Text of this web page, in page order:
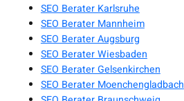
SEO Berater Karlsruhe
SEO Berater Mannheim
SEO Berater Augsburg
SEO Berater Wiesbaden
SEO Berater Gelsenkirchen
SEO Berater Moenchengladbach